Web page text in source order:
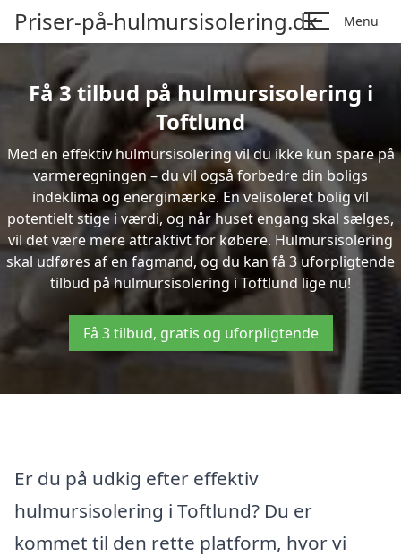
Priser-på-hulmursisolering.dk Menu
Få 3 tilbud på hulmursisolering i
Toftlund
Med en effektiv hulmursisolering vil du ikke kun spare på
varmeregningen – du vil også forbedre din boligs
indeklima og energimærke. En velisoleret bolig vil
potentielt stige i værdi, og når huset engang skal sælges,
vil det være mere attraktivt for købere. Hulmursisolering
skal udføres af en fagmand, og du kan få 3 uforpligtende
tilbud på hulmursisolering i Toftlund lige nu!
Få 3 tilbud, gratis og uforpligtende
Er du på udkig efter effektiv
hulmursisolering i Toftlund? Du er
kommet til den rette platform, hvor vi